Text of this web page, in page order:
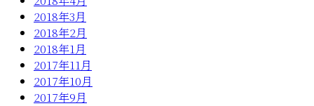
2018年3月
2018年2月
2018年1月
2017年11月
2017年10月
2017年9月